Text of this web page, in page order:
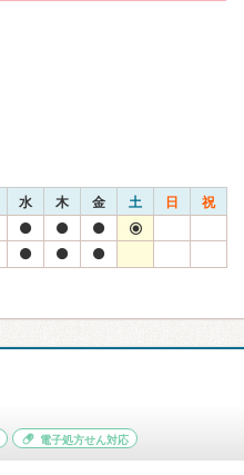
水 木 金 土 日 祝
電子処方せん対応